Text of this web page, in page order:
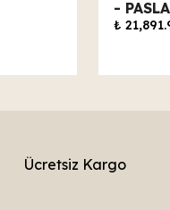
-
₺
Ücretsiz Kargo